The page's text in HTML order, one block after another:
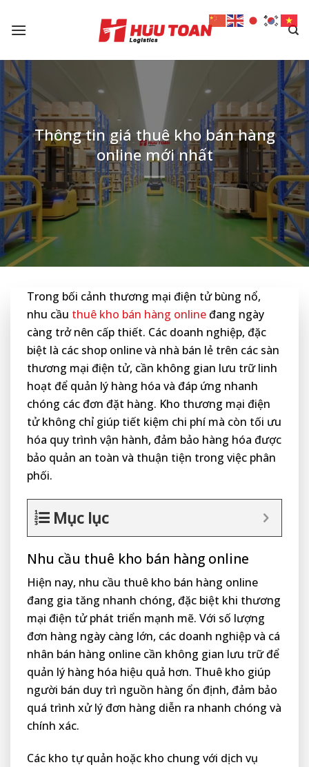
Thông tin giá thuê kho bán hàng
online mới nhất
Trong bối cảnh thương mại điện tử bùng nổ,
nhu cầu thuê kho bán hàng onlineđang ngày
càng trở nên cấp thiết. Các doanh nghiệp, đặc
biệt là các shop online và nhà bán lẻ trên các sàn
thương mại điện tử, cần không gian lưu trữ linh
hoạt để quản lý hàng hóa và đáp ứng nhanh
chóng các đơn đặt hàng. Kho thương mại điện
tử không chỉ giúp tiết kiệm chi phí mà còn tối ưu
hóa quy trình vận hành, đảm bảo hàng hóa được
bảo quản an toàn và thuận tiện trong việc phân
phối.
Mục lục
Nhu cầu thuê kho bán hàng online
Hiện nay, nhu cầu thuê kho bán hàng online
đang gia tăng nhanh chóng, đặc biệt khi thương
mại điện tử phát triển mạnh mẽ. Với số lượng
đơn hàng ngày càng lớn, các doanh nghiệp và cá
nhân bán hàng online cần không gian lưu trữ để
quản lý hàng hóa hiệu quả hơn. Thuê kho giúp
người bán duy trì nguồn hàng ổn định, đảm bảo
quá trình xử lý đơn hàng diễn ra nhanh chóng và
chính xác.
Các kho tự quản hoặc kho chung với dịch vụ